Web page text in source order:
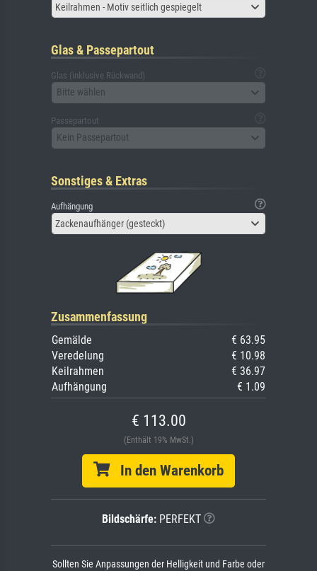
Keilrahmen - Motiv seitlich gespiegelt
Glas & Passepartout
Glas (inklusive Rückwand)
Bitte wählen
Passepartout
Kein Passepartout
Sonstiges & Extras
Aufhängung
Zackenaufhänger (gesteckt)
Zusammenfassung
Gemälde
€ 63.95
Veredelung
€ 10.98
Keilrahmen
€ 36.97
Aufhängung
€ 1.09
€ 113.00
(Enthält 19% MwSt.)
In den Warenkorb
Bildschärfe: PERFEKT
Sollten Sie Anpassungen der Helligkeit und Farbe oder